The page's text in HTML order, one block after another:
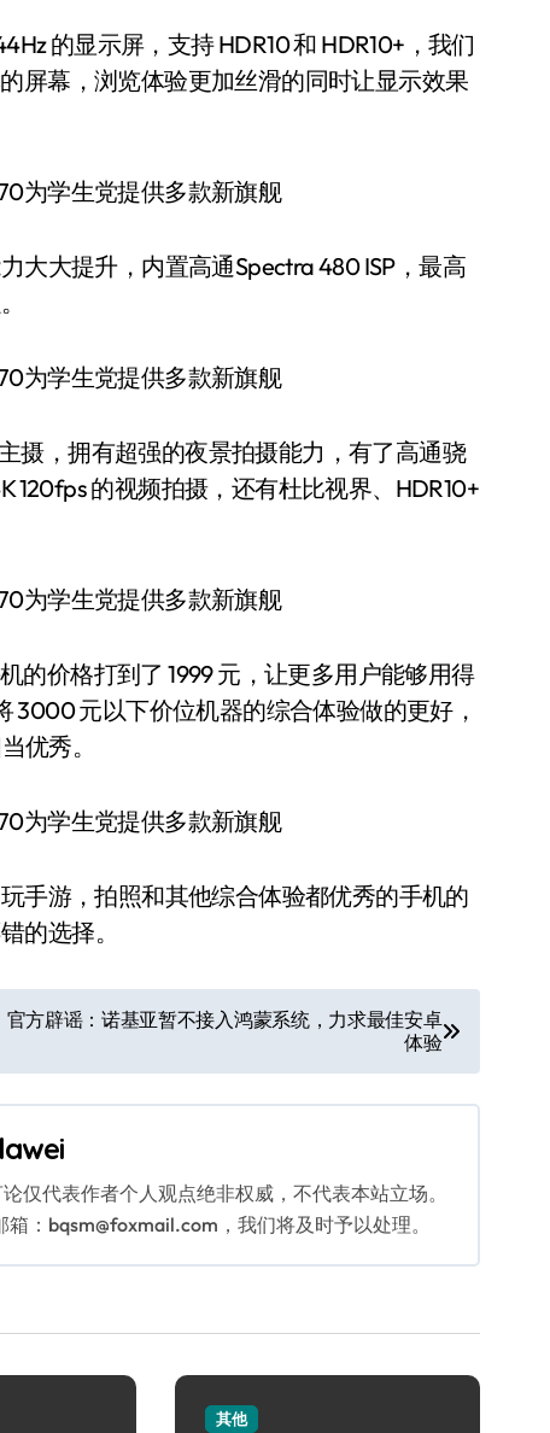
的显示屏，支持 HDR10 和 HDR10+，我们
屏幕，浏览体验更加丝滑的同时让显示效果
大大提升，内置高通Spectra 480 ISP，最高
摄，拥有超强的夜景拍摄能力，有了高通骁
120fps 的视频拍摄，还有杜比视界、HDR10+
的价格打到了 1999 元，让更多用户能够用得
3000 元以下价位机器的综合体验做的更好，
优秀。
手游，拍照和其他综合体验都优秀的手机的
的选择。
官方辟谣：诺基亚暂不接入鸿蒙系统，力求最佳安卓
体验
仅代表作者个人观点绝非权威，不代表本站立场。
：bqsm@foxmail.com，我们将及时予以处理。
其他